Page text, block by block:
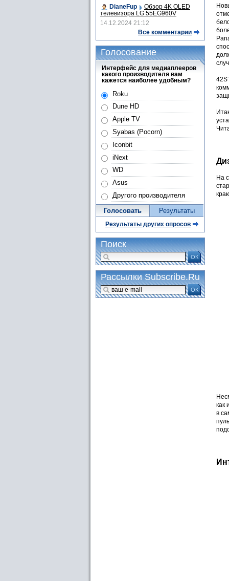
На
как
в
DianeFup
Обзор 4K OLED
телевизора LG 55EG960V
14.12.2024 21:12
Все комментарии
Голосование
Интерфейс для медиаплееров
какого производителя вам
кажется наиболее удобным?
Roku
Dune HD
Apple TV
Syabas (Pocorn)
Iconbit
iNext
WD
Asus
Другого производителя
Голосовать Результаты
Результаты других опросов
Поиск
ОК
Рассылки Subscribe.Ru
ОК